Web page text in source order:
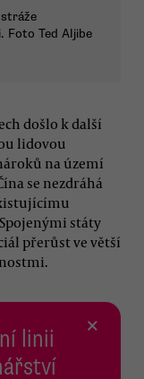
Foto Ted Aljibe
došlo k další
lidovou
na území
se nezdráhá
státy
přerůst ve větší
linii
×